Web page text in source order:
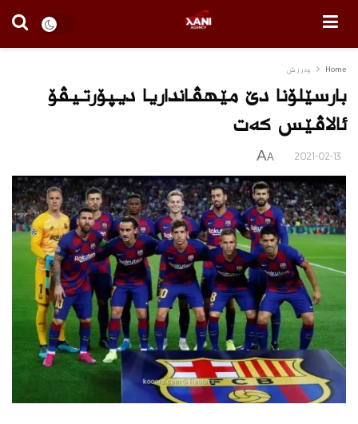
Home وه‌رزش
بارسێلۆنا دێ مێهڤانداریا دیپۆرتیڤۆ
ئالاڤێس كه‌ت
2021-02-13
A
A